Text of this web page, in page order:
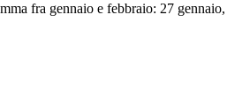
fra gennaio e febbraio: 27